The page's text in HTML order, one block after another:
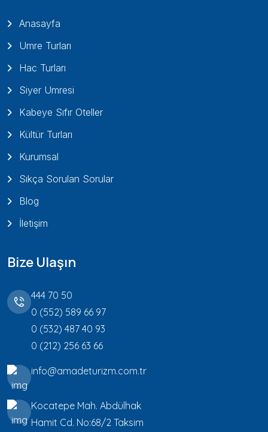
Anasayfa
Umre Turları
Hac Turları
Siyer Umresi
Kabeye Sıfır Oteller
Kültür Turları
Kurumsal
Sıkça Sorulan Sorular
Blog
İletişim
Bize Ulaşın
444 70 50
0 (552) 589 66 97
0 (532) 487 40 93
0 (212) 256 63 66
info@amadeturizm.com.tr
Kocatepe Mah. Abdülhak
Hamit Cd. No:68/2 Taksim